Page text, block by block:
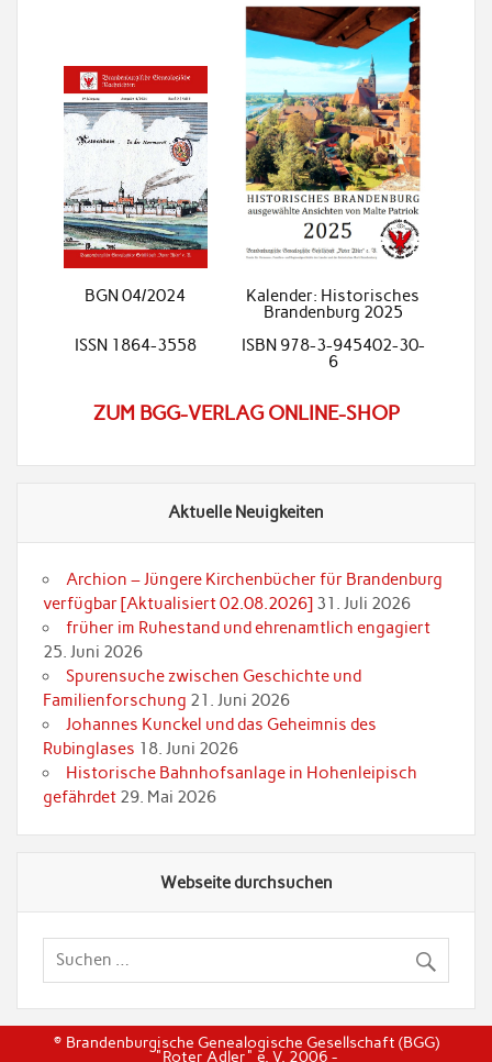
BGN 04/2024
Kalender: Historisches
Brandenburg 2025
ISSN 1864-3558
ISBN 978-3-945402-30-
6
ZUM BGG-VERLAG ONLINE-SHOP
Aktuelle Neuigkeiten
Archion – Jüngere Kirchenbücher für Brandenburg
verfügbar [Aktualisiert 02.08.2026] 31. Juli 2026
früher im Ruhestand und ehrenamtlich engagiert
25. Juni 2026
Spurensuche zwischen Geschichte und
Familienforschung 21. Juni 2026
Johannes Kunckel und das Geheimnis des
Rubinglases 18. Juni 2026
Historische Bahnhofsanlage in Hohenleipisch
gefährdet 29. Mai 2026
Webseite durchsuchen
© Brandenburgische Genealogische Gesellschaft (BGG)
"Roter Adler" e. V. 2006 -